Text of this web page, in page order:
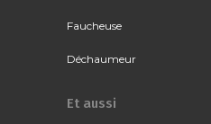
Faucheuse
Déchaumeur
Et aussi